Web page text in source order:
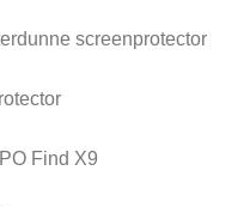
screenprotector
Find X9